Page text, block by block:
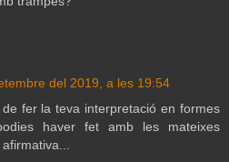
del 2019, a les 19:54
fer la teva interpretació en formes
haver fet amb les mateixes